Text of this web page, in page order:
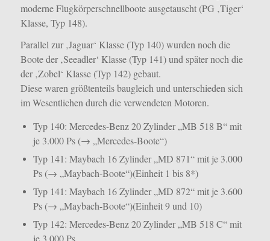
moderne Flugkörperschnellboote ausgetauscht (PG ‚Tiger‘
Klasse, Typ 148).
Parallel zur ‚Jaguar‘ Klasse (Typ 140) wurden noch die
Boote der ‚Seeadler‘ Klasse (Typ 141) und später noch die
der ‚Zobel‘ Klasse (Typ 142) gebaut.
Diese waren größtenteils baugleich und unterschieden sich
im Wesentlichen durch die verwendeten Motoren.
Typ 140: Mercedes-Benz 20 Zylinder „MB 518 B“ mit
je 3.000 Ps (→ „Mercedes-Boote“)
Typ 141: Maybach 16 Zylinder „MD 871“ mit je 3.000
Ps (→ „Maybach-Boote“)(Einheit 1 bis 8*)
Typ 141: Maybach 16 Zylinder „MD 872“ mit je 3.600
Ps (→ „Maybach-Boote“)(Einheit 9 und 10)
Typ 142: Mercedes-Benz 20 Zylinder „MB 518 C“ mit
je 3.000 Ps